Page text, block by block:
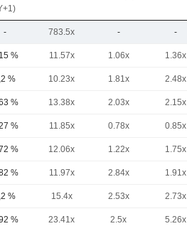
- 783.5x - -
% 11.57x 1.06x 1.36x
% 10.23x 1.81x 2.48x
% 13.38x 2.03x 2.15x
% 11.85x 0.78x 0.85x
% 12.06x 1.22x 1.75x
% 11.97x 2.84x 1.91x
% 15.4x 2.53x 2.73x
% 23.41x 2.5x 5.26x